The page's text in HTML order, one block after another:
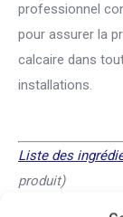
professionnel
pour assurer la
calcaire dans
installations.
Liste des
produit)